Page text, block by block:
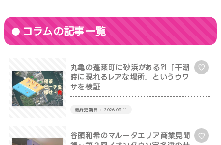
コラムの記事一覧
丸亀の蓬莱町に砂浜がある?!「干潮
時に現れるレアな場所」というウワ
サを検証
♡
2026.05.11
谷頭和希のマルータエリア商業見聞
♡